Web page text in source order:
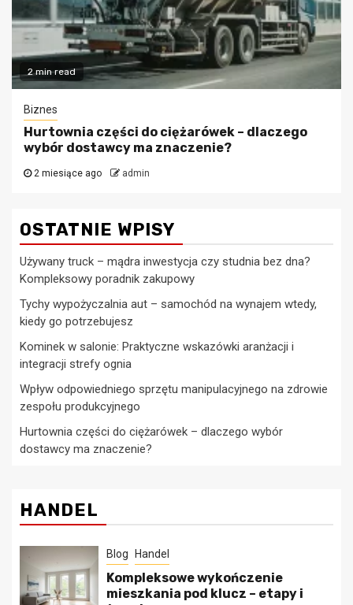
2 min read
Biznes
Hurtownia części do ciężarówek – dlaczego
wybór dostawcy ma znaczenie?
2 miesiące ago admin
OSTATNIE WPISY
Używany truck – mądra inwestycja czy studnia bez dna?
Kompleksowy poradnik zakupowy
Tychy wypożyczalnia aut – samochód na wynajem wtedy,
kiedy go potrzebujesz
Kominek w salonie: Praktyczne wskazówki aranżacji i
integracji strefy ognia
Wpływ odpowiedniego sprzętu manipulacyjnego na zdrowie
zespołu produkcyjnego
Hurtownia części do ciężarówek – dlaczego wybór
dostawcy ma znaczenie?
HANDEL
Blog Handel
Kompleksowe wykończenie
mieszkania pod klucz – etapy i